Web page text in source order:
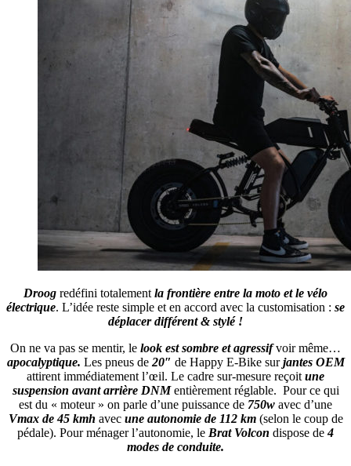
Droog redéfini totalement la frontière entre la moto et le vélo
électrique. L’idée reste simple et en accord avec la customisation : se
déplacer différent & stylé !
On ne va pas se mentir, le look est sombre et agressifvoir même…
apocalyptique. Les pneus de20″ de Happy E-Bike surjantes OEM
attirent immédiatement l’œil. Le cadre sur-mesure reçoit une
suspension avant arrière DNMentièrement réglable. Pour ce qui
est du « moteur » on parle d’une puissance de 750w avec d’une
Vmax de 45 kmh avec une autonomie de 112 km (selon le coup de
pédale). Pour ménager l’autonomie, le Brat Volcon dispose de4
modes de conduite.